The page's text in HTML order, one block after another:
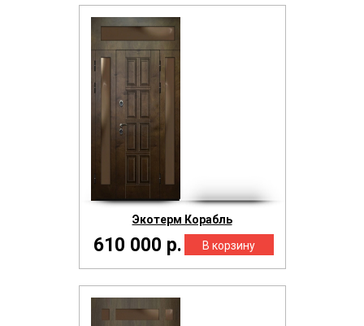
Экотерм Корабль
610 000 р.